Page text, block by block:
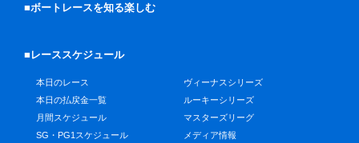
■ボートレースを知る楽しむ
■レーススケジュール
本日のレース
本日の払戻金一覧
月間スケジュール
SG・PG1スケジュール
ヴィーナスシリーズ
ルーキーシリーズ
マスターズリーグ
メディア情報